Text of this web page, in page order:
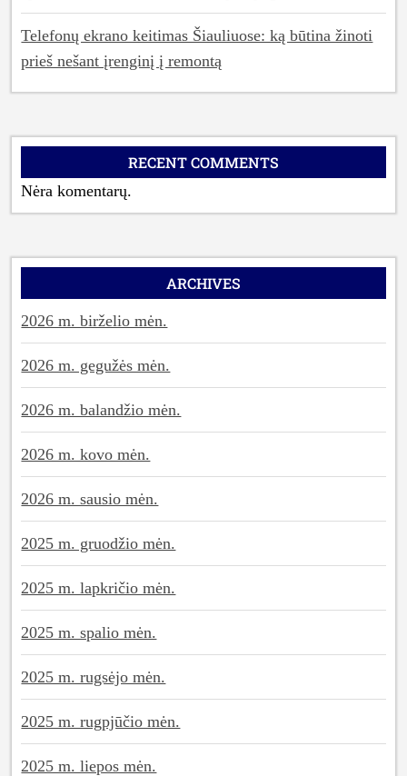
Telefonų ekrano keitimas Šiauliuose: ką būtina žinoti
prieš nešant įrenginį į remontą
RECENT COMMENTS
Nėra komentarų.
ARCHIVES
2026 m. birželio mėn.
2026 m. gegužės mėn.
2026 m. balandžio mėn.
2026 m. kovo mėn.
2026 m. sausio mėn.
2025 m. gruodžio mėn.
2025 m. lapkričio mėn.
2025 m. spalio mėn.
2025 m. rugsėjo mėn.
2025 m. rugpjūčio mėn.
2025 m. liepos mėn.